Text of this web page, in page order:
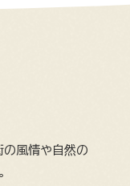
の風情や自然の